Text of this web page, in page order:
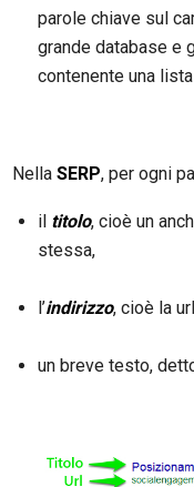
parole chiave sul
grande database e
contenente una
NellaSERP, per ogni
il titolo, cioè un
stessa,
l’indirizzo, cioè la
un breve testo,